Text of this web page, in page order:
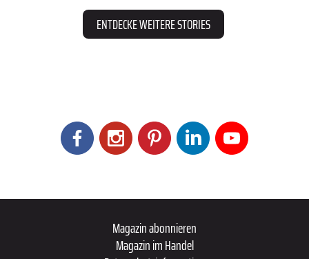
ENTDECKE WEITERE STORIES
Magazin abonnieren
Magazin im Handel